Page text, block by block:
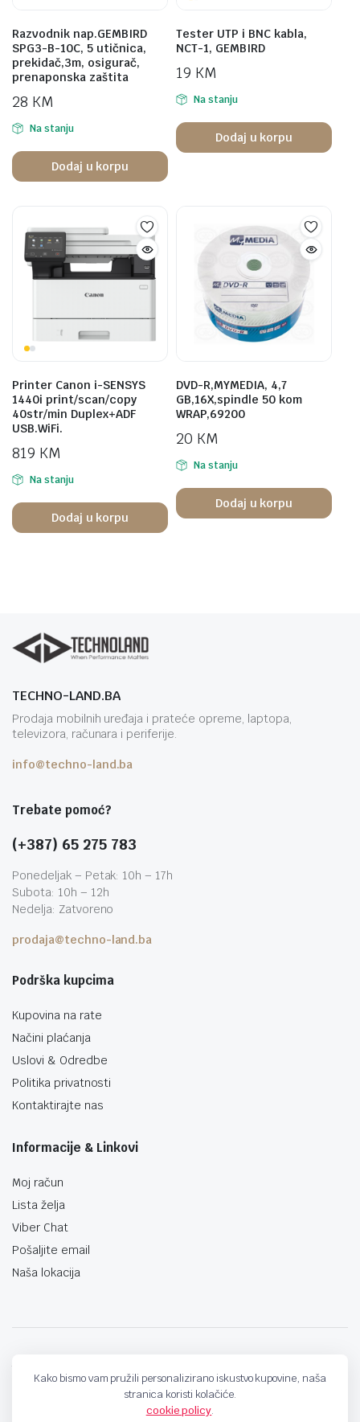
Razvodnik nap.GEMBIRD
SPG3-B-10C, 5 utičnica,
prekidač,3m, osigurač,
prenaponska zaštita
28 KM
Na stanju
Dodaj u korpu
Tester UTP i BNC kabla,
NCT-1, GEMBIRD
19 KM
Na stanju
Dodaj u korpu
Printer Canon i-SENSYS
1440i print/scan/copy
40str/min Duplex+ADF
USB.WiFi.
819 KM
Na stanju
Dodaj u korpu
DVD-R,MYMEDIA, 4,7
GB,16X,spindle 50 kom
WRAP,69200
20 KM
Na stanju
Dodaj u korpu
TECHNO-LAND.BA
Prodaja mobilnih uređaja i prateće opreme, laptopa,
televizora, računara i periferije.
info@techno-land.ba
Trebate pomoć?
(+387) 65 275 783
Ponedeljak – Petak: 10h – 17h
Subota: 10h – 12h
Nedelja: Zatvoreno
prodaja@techno-land.ba
Podrška kupcima
Kupovina na rate
Načini plaćanja
Uslovi & Odredbe
Politika privatnosti
Kontaktirajte nas
Informacije & Linkovi
Moj račun
Lista želja
Viber Chat
Pošaljite email
Naša lokacija
Kako bismo vam pružili personalizirano iskustvo kupovine, naša
stranica koristi kolačiće.
cookie policy.